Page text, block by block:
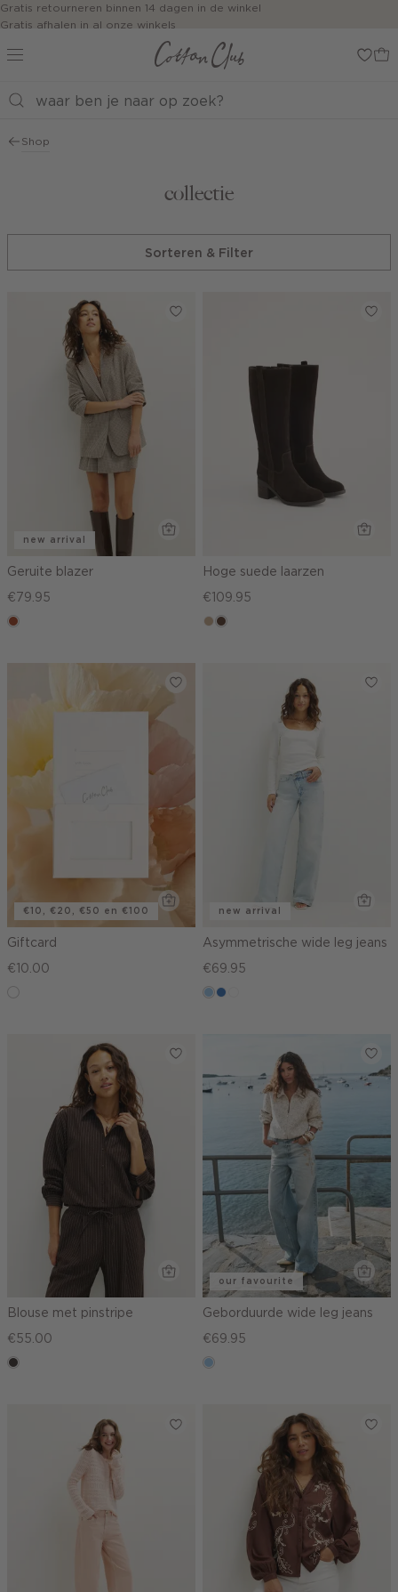
Navigeer
direct naar
hoofdinhoud
zoekbalk
direct
Gratis retourneren binnen 14 dagen in de winkel
Gratis afhalen in al onze winkels
Jouw bestelling wordt binnen 1 tot 5 dagen bezorgd
Betaal zoals jij wilt: o.a. iDEAL | Wero, Riverty, Apple pay & creditcard
Shop
collectie
Sorteren & Filter
new arrival
Geruite blazer
€79.95
bruin
Hoge suede laarzen
€109.95
zanddonkerbruin
€10, €20, €50 en €100
Giftcard
€10.00
new arrival
Asymmetrische wide leg jeans
€69.95
blauw,
blauw,
Blouse met pinstripe
€55.00
choco
our favourite
Geborduurde wide leg jeans
€69.95
blauw,